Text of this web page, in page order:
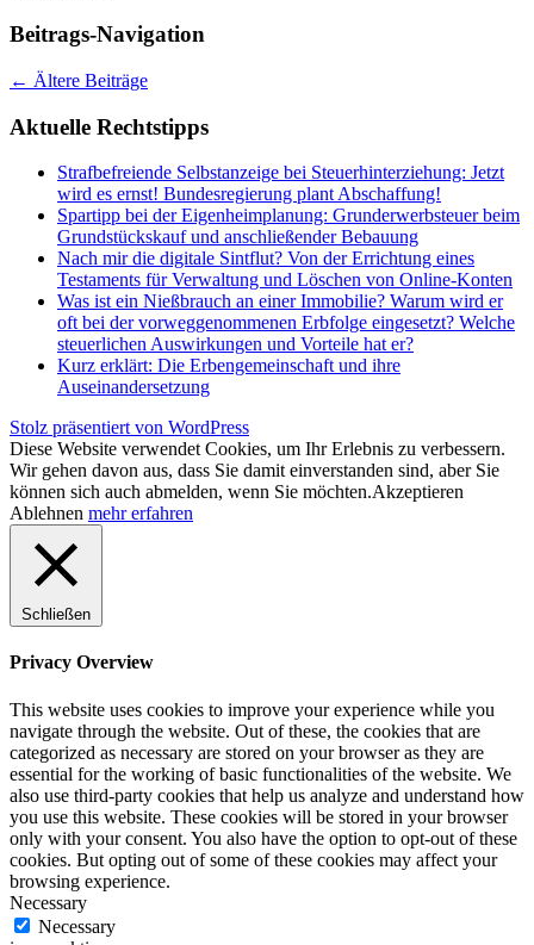
Beitrags-Navigation
← Ältere Beiträge
Aktuelle Rechtstipps
Strafbefreiende Selbstanzeige bei Steuerhinterziehung: Jetzt
wird es ernst! Bundesregierung plant Abschaffung!
Spartipp bei der Eigenheimplanung: Grunderwerbsteuer beim
Grundstückskauf und anschließender Bebauung
Nach mir die digitale Sintflut? Von der Errichtung eines
Testaments für Verwaltung und Löschen von Online-Konten
Was ist ein Nießbrauch an einer Immobilie? Warum wird er
oft bei der vorweggenommenen Erbfolge eingesetzt? Welche
steuerlichen Auswirkungen und Vorteile hat er?
Kurz erklärt: Die Erbengemeinschaft und ihre
Auseinandersetzung
Stolz präsentiert von WordPress
Diese Website verwendet Cookies, um Ihr Erlebnis zu verbessern.
Wir gehen davon aus, dass Sie damit einverstanden sind, aber Sie
können sich auch abmelden, wenn Sie möchten.Akzeptieren
Ablehnen mehr erfahren
Schließen
Privacy Overview
This website uses cookies to improve your experience while you
navigate through the website. Out of these, the cookies that are
categorized as necessary are stored on your browser as they are
essential for the working of basic functionalities of the website. We
also use third-party cookies that help us analyze and understand how
you use this website. These cookies will be stored in your browser
only with your consent. You also have the option to opt-out of these
cookies. But opting out of some of these cookies may affect your
browsing experience.
Necessary
Necessary